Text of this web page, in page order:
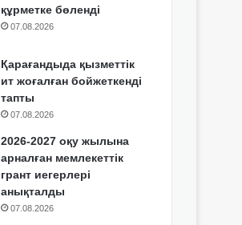
құрметке бөленді
07.08.2026
Қарағандыда қызметтік
ит жоғалған бойжеткенді
тапты
07.08.2026
2026-2027 оқу жылына
арналған мемлекеттік
грант иегерлері
анықталды
07.08.2026